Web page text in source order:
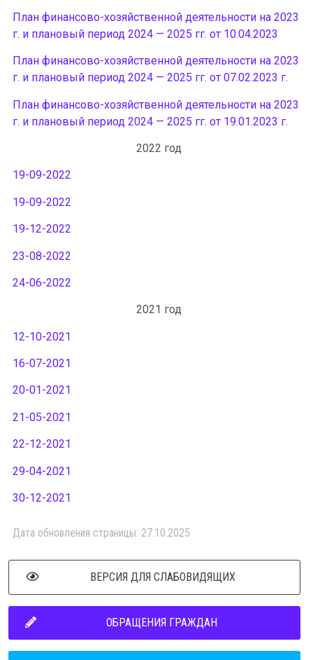
План финансово-хозяйственной деятельности на 2023
г. и плановый период 2024 — 2025 гг. от 10.04.2023
План финансово-хозяйственной деятельности на 2023
г. и плановый период 2024 — 2025 гг. от 07.02.2023 г.
План финансово-хозяйственной деятельности на 2023
г. и плановый период 2024 — 2025 гг. от 19.01.2023 г.
2022 год
19-09-2022
19-09-2022
19-12-2022
23-08-2022
24-06-2022
2021 год
12-10-2021
16-07-2021
20-01-2021
21-05-2021
22-12-2021
29-04-2021
30-12-2021
Дата обновления страницы: 27.10.2025
ВЕРСИЯ ДЛЯ СЛАБОВИДЯЩИХ
ОБРАЩЕНИЯ ГРАЖДАН